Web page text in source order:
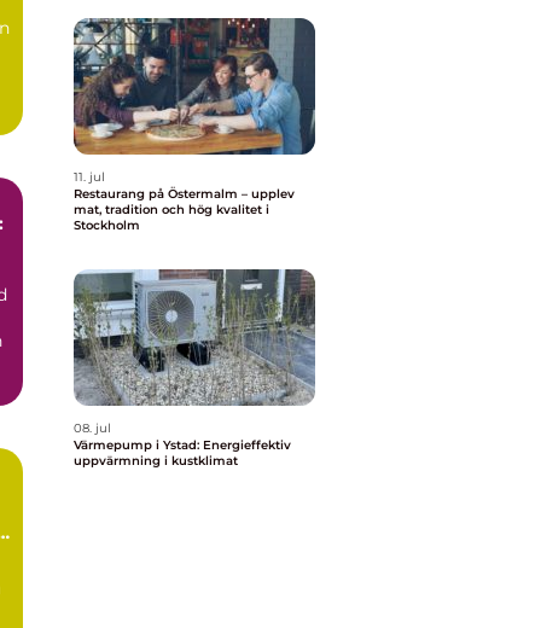
11. jul
Restaurang på Östermalm – upplev
mat, tradition och hög kvalitet i
Stockholm
08. jul
Värmepump i Ystad: Energieffektiv
uppvärmning i kustklimat